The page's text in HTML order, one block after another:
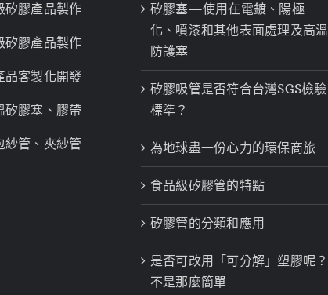
矽膠產品製作
矽膠產品製作
品客製化開發
矽膠塞、膠帶
紗管、夾紗管
矽膠塞—使用在電鍍、陽極
化、噴漆和其他表面處理及高溫
防護塞
矽膠吸管是否符合台灣SGS檢驗
標準？
為地球盡一份心力的環保商旅
食品級矽膠管的特點
矽膠管的分類和應用
是否可改用「可分解」塑膠呢？
不是那麼簡單